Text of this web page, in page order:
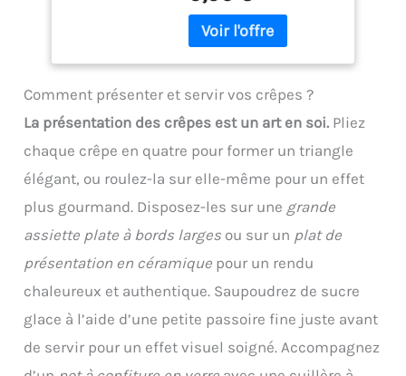
vaisselle (lavage main
recommandé pour plus
pas, ne retient aucune
odeur et résiste
parfaitement aux hautes
températures Entretien
facile au quotidien : La
surface métallique polie
empêche la pâte de coller
excessivement à
l'ustensile. Il se nettoie
en quelques secondes
sous l'eau chaude et
passe entièrement au
lave-vaisselle, vous
faisant ainsi gagner un
temps précieux après
chaque repas Design
Soigneusement conçu
avec des bords lisses et
Comment présenter et servir vos crêpes ?
La présentation des crêpes est un art en soi. Pliez
chaque crêpe en quatre pour former un triangle
élégant, ou roulez-la sur elle-même pour un effet
plus gourmand. Disposez-les sur une grande
assiette plate à bords larges ou sur un plat de
présentation en céramique pour un rendu
chaleureux et authentique. Saupoudrez de sucre
glace à l’aide d’une petite passoire fine juste avant
de servir pour un effet visuel soigné. Accompagnez